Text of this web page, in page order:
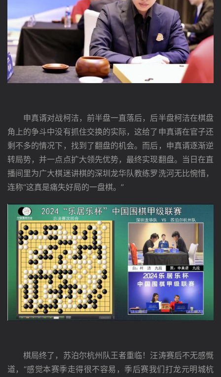
申真谞对战柯洁，前半盘一直落后，后半盘柯洁在棋盘
角上的争斗中没有抓住交换的实际，这给了申真谞在官子还
剩不多的情况下，找到了翻盘的机会。而后，申真谞逐渐逆
转局势，并一点点扩大领先优势，最终实现翻盘。当日在直
播间里为广大棋迷讲棋的深圳龙华队教练罗洗河无比惋惜，
连称“这真是痛失好局的一盘棋。”
棋局终了，苏泊尔杭州队王者重临！汪涛赛后不无感慨
道，“感觉本赛季走得很不容易，季后赛我们打龙元明城杭